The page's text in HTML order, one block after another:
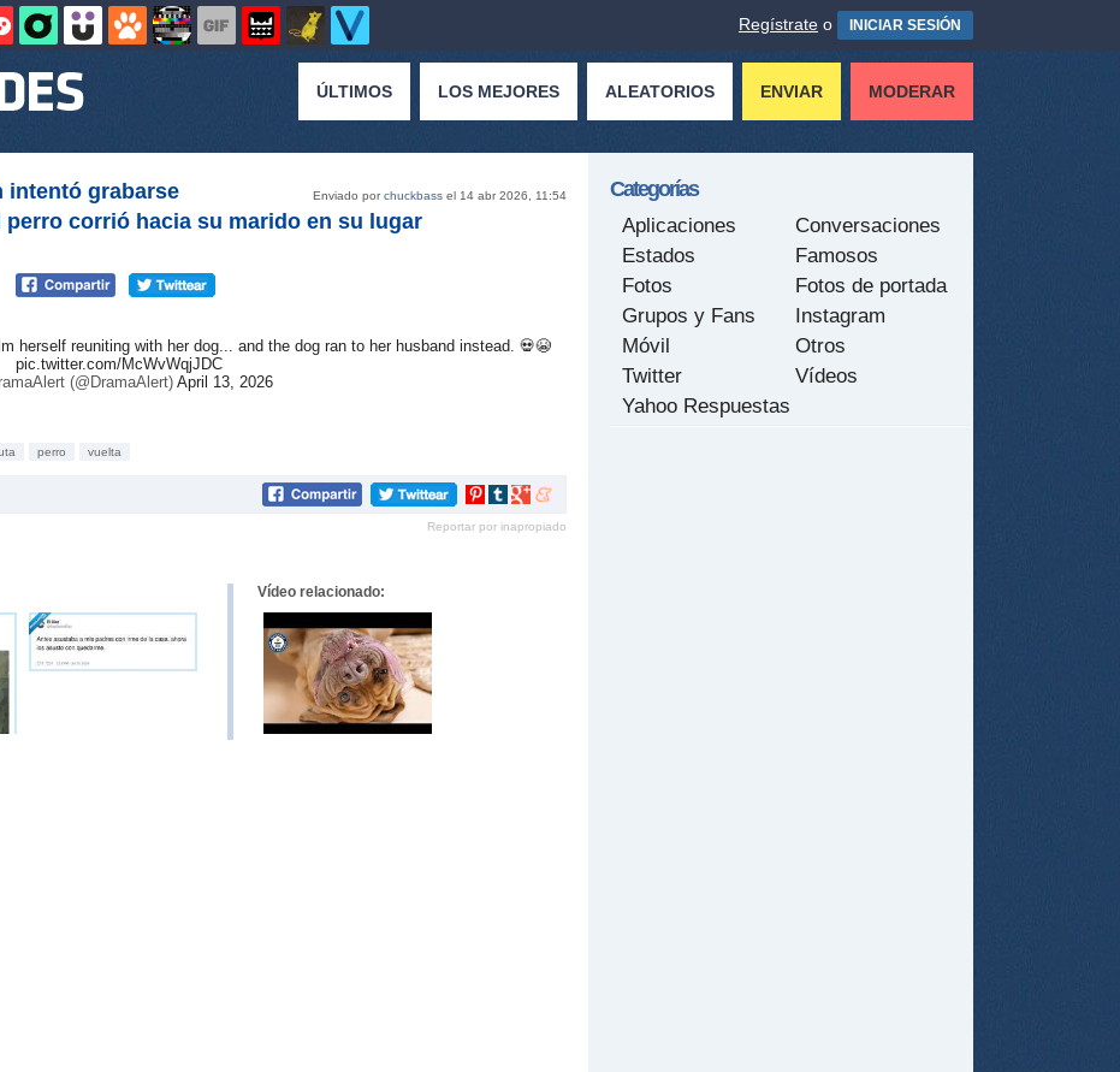
Regístrate o INICIAR SESIÓN
ÚLTIMOS LOS MEJORES ALEATORIOS ENVIAR MODERAR
Enviado porchuckbass el 14 abr 2026, 11:54
intentó grabarse
corrió hacia su marido en su lugar
herself reuniting with her dog... and the dog ran to her husband instead. 💀😭
pic.twitter.com/McWvWqjJDC
(@DramaAlert) April 13, 2026
perro vuelta
Compartir
Pinterest
Compartir
tumblr
Compartir
Google+
Compartir
meneame
Reportar por inapropiado
Vídeo relacionado:
Categorías
Aplicaciones
Conversaciones
Estados
Famosos
Fotos
Fotos de portada
Grupos y Fans
Instagram
Móvil
Otros
Twitter
Vídeos
Yahoo Respuestas